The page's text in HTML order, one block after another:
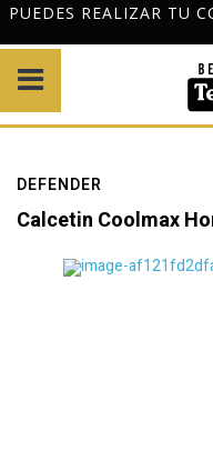
CON BOLETA O
DEFENDER
Calcetin Coolmax